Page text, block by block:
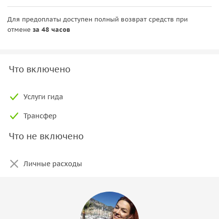
Для предоплаты доступен полный возврат средств при
отмене за 48 часов
Что включено
Услуги гида
Трансфер
Что не включено
Личные расходы